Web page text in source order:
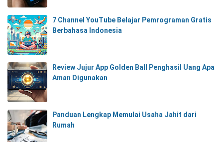
7 Channel YouTube Belajar Pemrograman Gratis
Berbahasa Indonesia
Review Jujur App Golden Ball Penghasil Uang Apa
Aman Digunakan
Panduan Lengkap Memulai Usaha Jahit dari
Rumah